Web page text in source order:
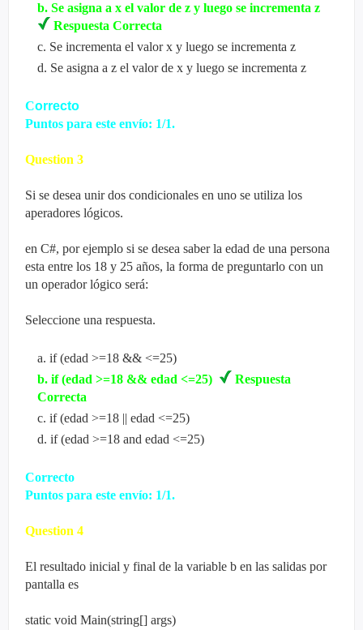
b. Se asigna a x el valor de z y luego se incrementa z
Respuesta Correcta
c. Se incrementa el valor x y luego se incrementa z
d. Se asigna a z el valor de x y luego se incrementa z
Correcto
Puntos para este envío: 1/1.
Question 3
Si se desea unir dos condicionales en uno se utiliza los
aperadores lógicos.
en C#, por ejemplo si se desea saber la edad de una persona
esta entre los 18 y 25 años, la forma de preguntarlo con un
un operadorlógico será:
Seleccione una respuesta.
a. if (edad >=18 && <=25)
b. if (edad >=18 && edad <=25)
Respuesta
Correcta
c. if (edad >=18 || edad <=25)
d. if (edad >=18 and edad <=25)
Correcto
Puntos para este envío: 1/1.
Question 4
El resultado inicial y final de la variable b en las salidas por
pantalla es
static void Main(string[] args)